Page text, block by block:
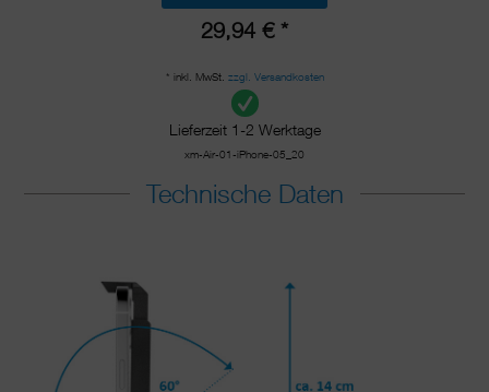
29,94 € *
* inkl. MwSt. zzgl. Versandkosten
Lieferzeit 1-2 Werktage
xm-Air-01-iPhone-05_20
Technische Daten